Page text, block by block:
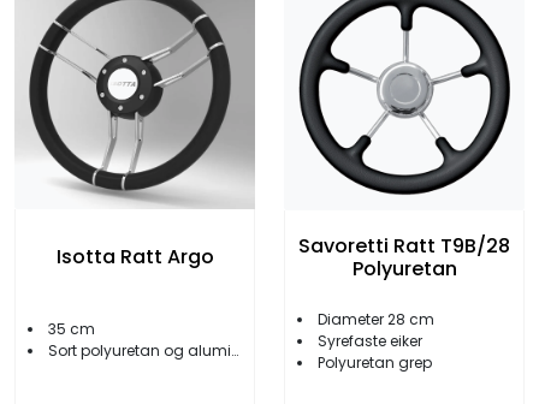
Isotta Ratt Argo
35 cm
Sort polyuretan og aluminium
Savoretti Ratt T9B/28
Polyuretan
Diameter 28 cm
Syrefaste eiker
Polyuretan grep